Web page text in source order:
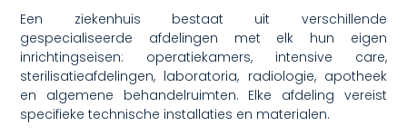
Een ziekenhuis bestaat uit verschillende
gespecialiseerde afdelingen met elk hun eigen
inrichtingseisen: operatiekamers, intensive care,
sterilisatieafdelingen, laboratoria, radiologie, apotheek
en algemene behandelruimten. Elke afdeling vereist
specifieke technische installaties en materialen.